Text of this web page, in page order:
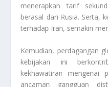
menerapkan tarif
berasal dari Rusia. Serta,
terhadap Iran, semakin
Kemudian, perdagangan
kebijakan ini
kekhawatiran mengenai
ancaman gangguan